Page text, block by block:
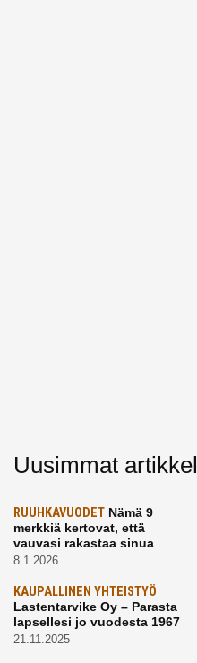
Uusimmat
RUUHKAVUODET Nämä 9
merkkiä kertovat, että
vauvasi rakastaa sinua
8.1.2026
KAUPALLINEN YHTEISTYÖ
Lastentarvike Oy – Parasta
lapsellesi jo vuodesta 1967
21.11.2025